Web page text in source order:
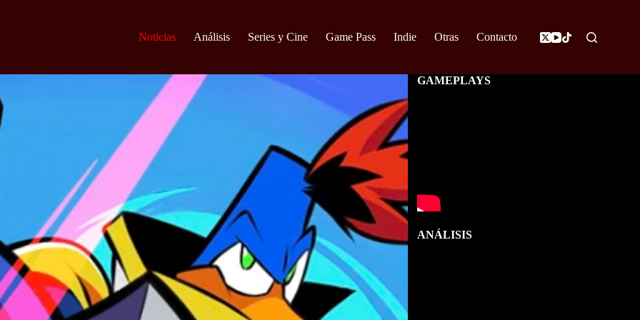
Noticias Análisis Series y Cine Game Pass Indie Otras Contacto
GAMEPLAYS
ANÁLISIS